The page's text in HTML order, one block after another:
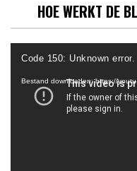
HOE WERKT DE
Videospeler
Code 150: Unknown error.
Bestand downloaden: https://